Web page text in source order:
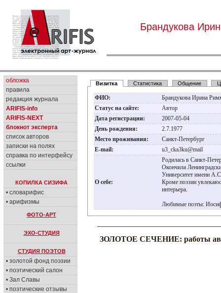
Брандукова
обложка
правила
редакция журнала
ARIFIS-info
ARIFIS-NEXT
блокнот эксперта
список авторов
записки на полях
справка по интерфейсу
ссылки
КОПИЛКА СИЗИФА
• словарифис
• арифизмы
ФОТО-АРТ
ЭХО-СТУДИЯ
СТУДИЯ ПОЭТОВ
• золотой фонд поэзии
• поэтический салон
• Зал Славы
• поэтические отзывы
Визитка Статистика Общение
ФИО:
Брандукова Ирина
Статус на сайте:
Автор
Дата регистрации:
2007-05-04
День рождения:
2.7.1977
Место проживания:
Санкт-Петербург
E-mail:
u3_cka3ku@mail
О себе:
Родилась в Санкт-
Окончила
Университет имени
Кроме поэзии
интерьера.
Любимые поэты:
ЗОЛОТОЕ СЕЧЕНИЕ: работы